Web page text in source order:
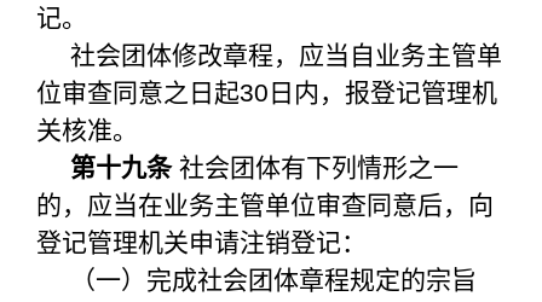
记。
社会团体修改章程，应当自业务主管单
位审查同意之日起30日内，报登记管理机
关核准。
第十九条社会团体有下列情形之一
的，应当在业务主管单位审查同意后，向
登记管理机关申请注销登记：
（一）完成社会团体章程规定的宗旨